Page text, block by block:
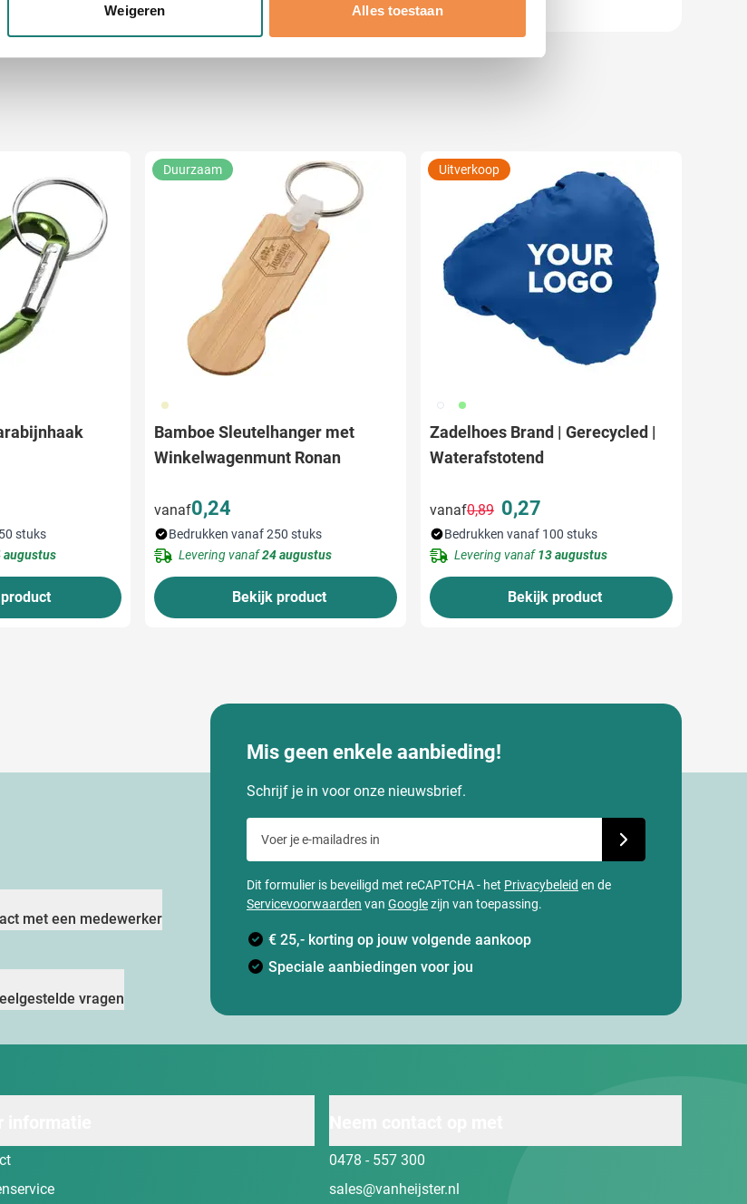
in de Cookieverklaring.
kunnen deze gegevens combineren met andere informatie die u aan ze heeft
basis van uw gebruik van hun services.
Weigeren Alles toestaan
stuks
augustus
311
Bamboe Sleutelhanger met
Winkelwagenmunt Ronan
vanaf0,24
Duurzaam
Bedrukken vanaf 250 stuks
Levering vanaf24 augustus
Bekijk product
002 029
Zadelhoes Brand | Gerecycled |
Waterafstotend
vanaf
Normale prijs
0,89 0,27
Uitverkoop
Bedrukken vanaf 100 stuks
Levering vanaf13 augustus
Bekijk product
met een medewerker
vragen
Mis geen enkele aanbieding!
Schrijf je in voor onze nieuwsbrief.
Dit formulier is beveiligd met reCAPTCHA - het Privacybeleid en de
Servicevoorwaarden van Googlezijn van toepassing.
€ 25,- korting op jouw volgende aankoop
Speciale aanbiedingen voor jou
0478 - 557 300
sales@vanheijster.nl